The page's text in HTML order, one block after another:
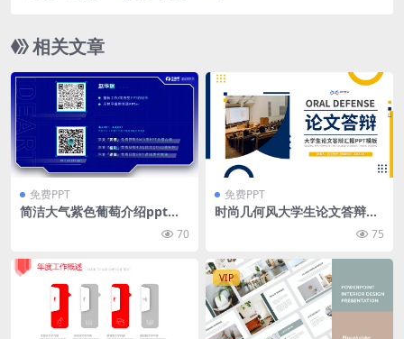
相关文章
免费PPT
简洁大气紫色葡萄介绍ppt模
70
免费PPT
时尚几何风大学生论文答辩汇
75
VIP